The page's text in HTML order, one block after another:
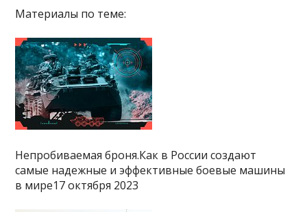
Материалы по теме:
Непробиваемая броня.Как в России создают
самые надежные и эффективные боевые машины
в мире17 октября 2023